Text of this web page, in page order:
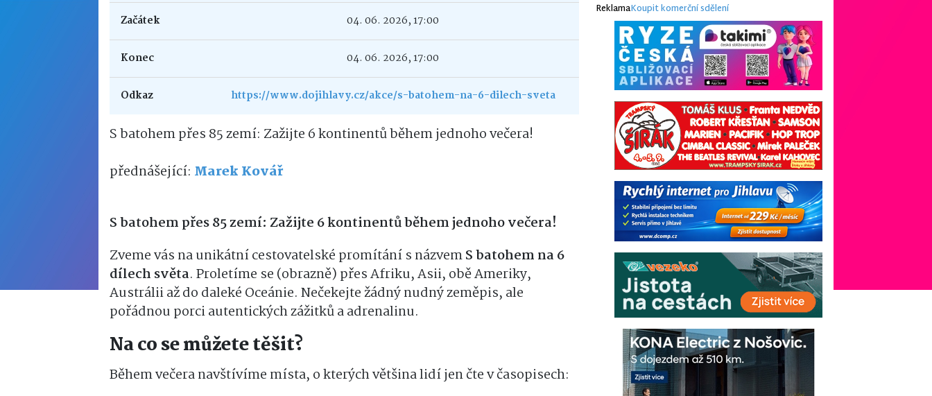
Začátek 04. 06. 2026, 17:00
Konec 04. 06. 2026, 17:00
Odkaz https://www.dojihlavy.cz/akce/s-batohem-na-6-dilech-sveta
S batohem přes 85 zemí: Zažijte 6 kontinentů během jednoho večera!
přednášející: Marek Kovář
S batohem přes 85 zemí: Zažijte 6 kontinentů během jednoho večera!
Zveme vás na unikátní cestovatelské promítání s názvemS batohem na 6
dílech světa. Proletíme se (obrazně) přes Afriku, Asii, obě Ameriky,
Austrálii až do daleké Oceánie. Nečekejte žádný nudný zeměpis, ale
pořádnou porci autentických zážitků a adrenalinu.
Na co se můžete těšit?
Během večera navštívíme místa, o kterých většina lidí jen čte v časopisech:
ReklamaKoupit komerční sdělení